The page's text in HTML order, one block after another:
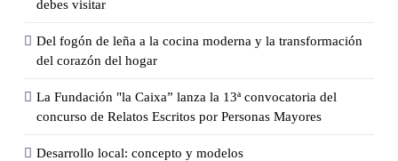
debes visitar
Del fogón de leña a la cocina moderna y la transformación
del corazón del hogar
La Fundación "la Caixa” lanza la 13ª convocatoria del
concurso de Relatos Escritos por Personas Mayores
Desarrollo local: concepto y modelos